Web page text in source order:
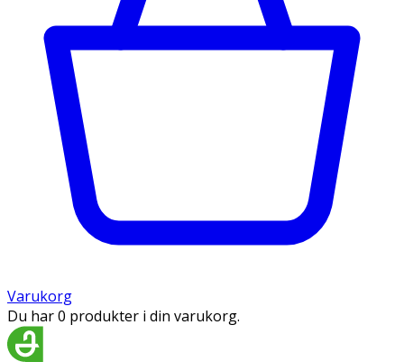
Varukorg
Du har 0 produkter i din varukorg.